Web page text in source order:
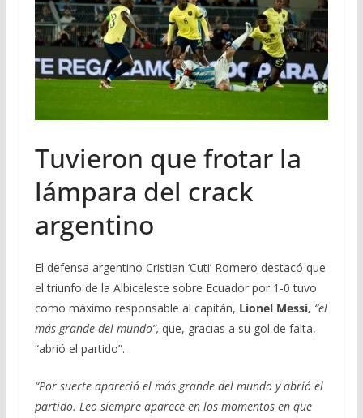
Tuvieron que frotar la
lámpara del crack
argentino
El defensa argentino Cristian ‘Cuti’ Romero destacó que
el triunfo de la Albiceleste sobre Ecuador por 1-0 tuvo
como máximo responsable al capitán, Lionel Messi, “el
más grande del mundo”, que, gracias a su gol de falta,
“abrió el partido”.
“Por suerte apareció el más grande del mundo y abrió el
partido. Leo siempre aparece en los momentos en que